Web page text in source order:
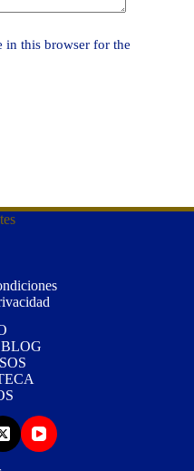
in this browser for the